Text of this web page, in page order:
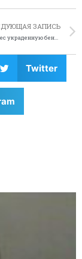
ЗАПИСЬ
Американец вынес украденную бензопилу в штанах
Twitter